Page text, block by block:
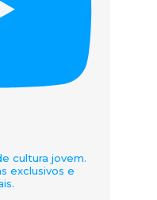
cultura jovem.
exclusivos e